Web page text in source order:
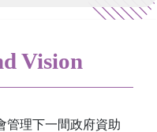
Vision
管理下一間政府資助